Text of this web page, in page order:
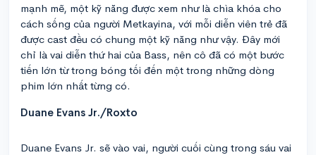
mạnh mẽ, một kỹ năng được xem như là chìa khóa cho
cách sống của người Metkayina, với mỗi diễn viên trẻ đã
được cast đều có chung một kỹ năng như vậy. Đây mới
chỉ là vai diễn thứ hai của Bass, nên cô đã có một bước
tiến lớn từ trong bóng tối đến một trong những dòng
phim lớn nhất từng có.
Duane Evans Jr./Roxto
Duane Evans Jr. sẽ vào vai, người cuối cùng trong sáu vai